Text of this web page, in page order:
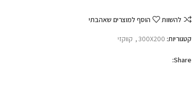
להשוות הוסף למוצרים שאהבתי
קטגוריות: 300X200
, קווקזי
Share: